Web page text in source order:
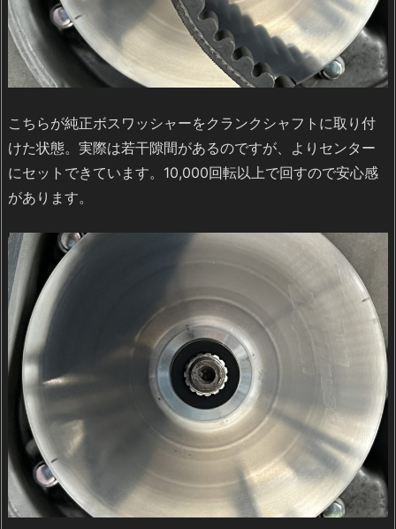
こちらが純正ボスワッシャーをクランクシャフトに取り付
けた状態。実際は若干隙間があるのですが、よりセンター
にセットできています。10,000回転以上で回すので安心感
があります。